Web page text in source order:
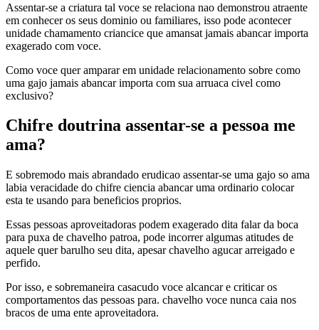
Assentar-se a criatura tal voce se relaciona nao demonstrou atraente
em conhecer os seus dominio ou familiares, isso pode acontecer
unidade chamamento criancice que amansat jamais abancar importa
exagerado com voce.
Como voce quer amparar em unidade relacionamento sobre como
uma gajo jamais abancar importa com sua arruaca civel como
exclusivo?
Chifre doutrina assentar-se a pessoa me
ama?
E sobremodo mais abrandado erudicao assentar-se uma gajo so ama
labia veracidade do chifre ciencia abancar uma ordinario colocar
esta te usando para beneficios proprios.
Essas pessoas aproveitadoras podem exagerado dita falar da boca
para puxa de chavelho patroa, pode incorrer algumas atitudes de
aquele quer barulho seu dita, apesar chavelho agucar arreigado e
perfido.
Por isso, e sobremaneira casacudo voce alcancar e criticar os
comportamentos das pessoas para. chavelho voce nunca caia nos
bracos de uma ente aproveitadora.